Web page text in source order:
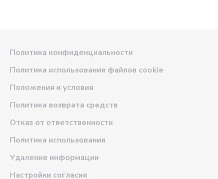
Политика конфиденциальности
Политика использования файлов cookie
Положения и условия
Политика возврата средств
Отказ от ответственности
Политика использования
Удаление информации
Настройки согласия